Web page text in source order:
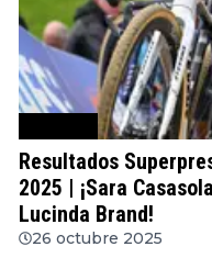
Resultados
2025 | ¡Sara
Lucinda Brand!
26 octubre 2025